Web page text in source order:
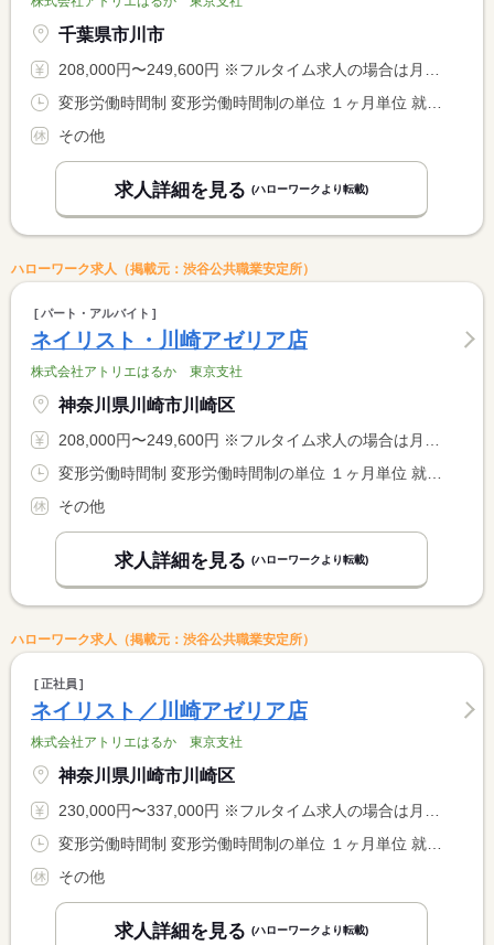
千葉県市川市
208,000円〜249,600円 ※フルタイム求人の場合は月額（換算額）、パート求人の場合は時間額を表示しています。
その他
求人詳細を見る (ハローワークより転載)
ハローワーク求人（掲載元：渋谷公共職業安定所）
パート・アルバイト
ネイリスト・川崎アゼリア店
株式会社アトリエはるか 東京支社
神奈川県川崎市川崎区
208,000円〜249,600円 ※フルタイム求人の場合は月額（換算額）、パート求人の場合は時間額を表示しています。
その他
求人詳細を見る (ハローワークより転載)
ハローワーク求人（掲載元：渋谷公共職業安定所）
正社員
ネイリスト／川崎アゼリア店
株式会社アトリエはるか 東京支社
神奈川県川崎市川崎区
230,000円〜337,000円 ※フルタイム求人の場合は月額（換算額）、パート求人の場合は時間額を表示しています。
その他
求人詳細を見る (ハローワークより転載)